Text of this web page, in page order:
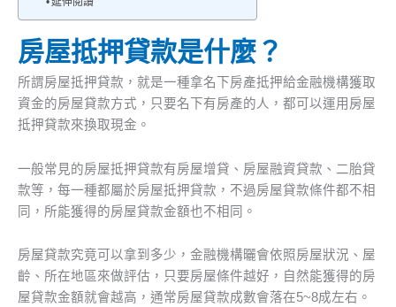
房屋抵押貸款是什麼？
所謂房屋抵押貸款，就是一種拿名下房產抵押給金融機構獲取
資金的房屋貸款方式，只要名下有房產的人，都可以運用房屋
抵押貸款來換取現金。
一般常見的房屋抵押貸款有房屋增貸、房屋融資貸款、二胎貸
款等，每一種都屬於房屋抵押貸款，不過房屋貸款條件都不相
同，所能獲得的房屋貸款金額也不相同。
房屋貸款究竟可以拿到多少，金融機構曬會依照房屋狀況、屋
齡、所在地區來做評估，只要房屋條件越好，自然能獲得的房
屋貸款金額就會越高，通常房屋貸款成數會落在5~8成左右。